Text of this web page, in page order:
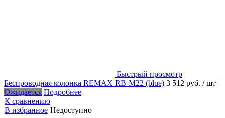
Быстрый просмотр
Беспроводная колонка REMAX RB-M22 (blue) 3 512 руб. / шт
Ожидается Подробнее
К сравнению
В избранное Недоступно